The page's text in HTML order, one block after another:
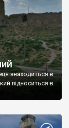
знаходиться в
підноситься в